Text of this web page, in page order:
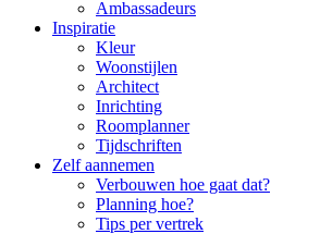
Ambassadeurs
Inspiratie
Kleur
Woonstijlen
Architect
Inrichting
Roomplanner
Tijdschriften
Zelf aannemen
Verbouwen hoe gaat dat?
Planning hoe?
Tips per vertrek